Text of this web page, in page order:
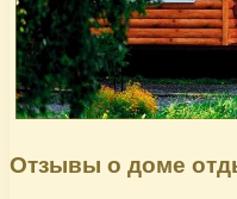
Отзывы о доме